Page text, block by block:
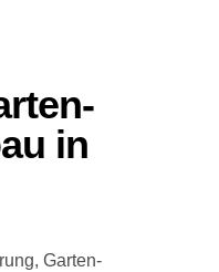
in
Garten-